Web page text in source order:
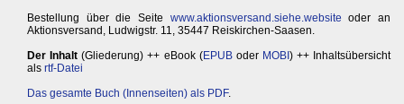
Bestellung über die Seite www.aktionsversand.siehe.website oder an
Aktionsversand, Ludwigstr. 11, 35447 Reiskirchen-Saasen.
Der Inhalt (Gliederung) ++ eBook (EPUBoder MOBI ) ++ Inhaltsübersicht
als rtf-Datei
Das gesamte Buch (Innenseiten) als PDF.